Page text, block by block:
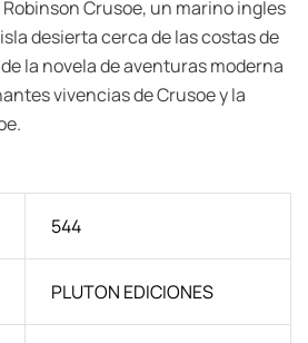
Crusoe, un marino ingles
desierta cerca de las costas de
la novela de aventuras moderna
vivencias de Crusoe y la
544
PLUTON EDICIONES